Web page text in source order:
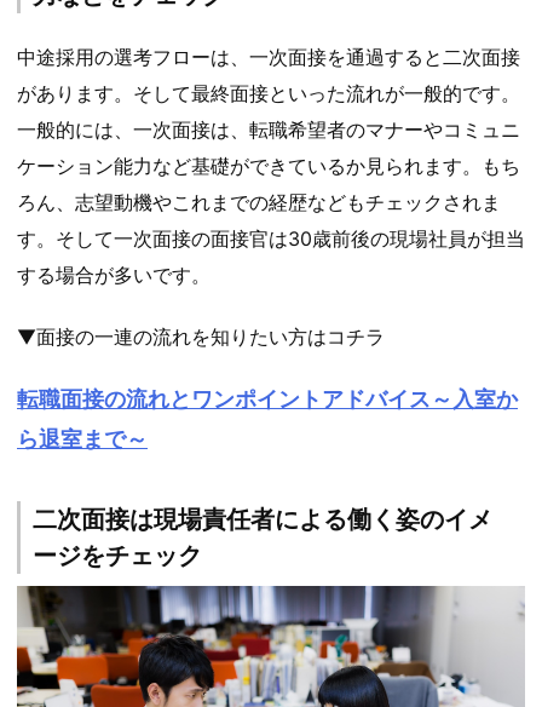
中途採用の選考フローは、一次面接を通過すると二次面接
があります。そして最終面接といった流れが一般的です。
一般的には、一次面接は、転職希望者のマナーやコミュニ
ケーション能力など基礎ができているか見られます。もち
ろん、志望動機やこれまでの経歴などもチェックされま
す。そして一次面接の面接官は30歳前後の現場社員が担当
する場合が多いです。
▼面接の一連の流れを知りたい方はコチラ
転職面接の流れとワンポイントアドバイス～入室か
ら退室まで～
二次面接は現場責任者による働く姿のイメ
ージをチェック